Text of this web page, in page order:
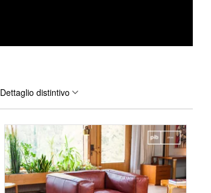
Dettaglio distintivo